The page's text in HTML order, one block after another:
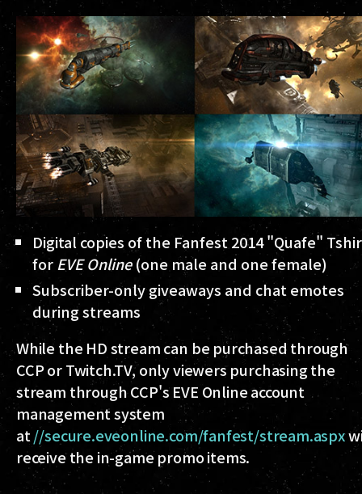
Digital copies of the Fanfest 2014 "Quafe"
forEVE Online(one male and one female)
Subscriber-only giveaways and chat emotes
during streams
While the HD stream can be purchased through
CCP or Twitch.TV, only viewers purchasing the
stream through CCP's EVE Online account
management system
at//secure.eveonline.com/fanfest/stream.aspx
receive the in-game promo items.